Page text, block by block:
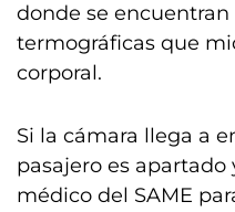
donde se encuentran
termográficas que
corporal.
Si la cámara llega a
pasajero es apartado
médico del SAME